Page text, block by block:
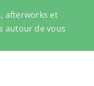
afterworks et
autour de vous